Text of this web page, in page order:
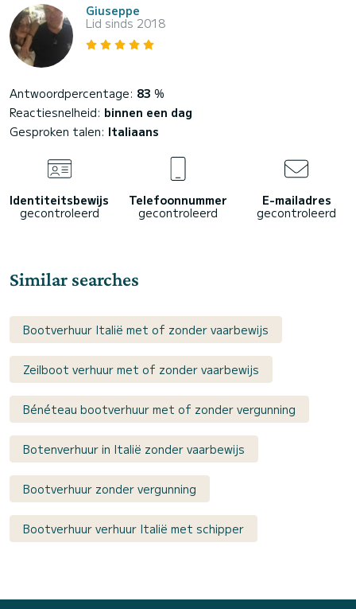
Giuseppe
Lid sinds 2018
Antwoordpercentage: 83 %
Reactiesnelheid: binnen een dag
Gesproken talen: Italiaans
Identiteitsbewijs
gecontroleerd
Telefoonnummer
gecontroleerd
E-mailadres
gecontroleerd
Similar searches
Bootverhuur Italië met of zonder vaarbewijs
Zeilboot verhuur met of zonder vaarbewijs
Bénéteau bootverhuur met of zonder vergunning
Botenverhuur in Italië zonder vaarbewijs
Bootverhuur zonder vergunning
Bootverhuur verhuur Italië met schipper